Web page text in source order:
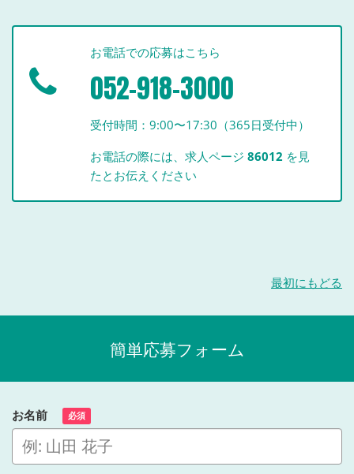
お電話での応募はこちら
052-918-3000
受付時間：9:00〜17:30（365日受付中）
お電話の際には、求人ページ86012 を見
たとお伝えください
最初にもどる
簡単応募フォーム
お名前 必須